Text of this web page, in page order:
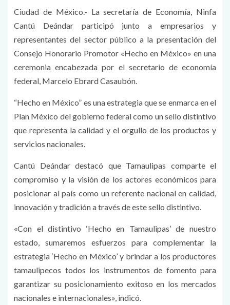
Ciudad de México.- La secretaría de Economía, Ninfa
Cantú Deándar participó junto a empresarios y
representantes del sector público a la presentación del
Consejo Honorario Promotor «Hecho en México» en una
ceremonia encabezada por el secretario de economía
federal, Marcelo Ebrard Casaubón.
“Hecho en México” es una estrategia que se enmarca en el
Plan México del gobierno federal como un sello distintivo
que representa la calidad y el orgullo de los productos y
servicios nacionales.
Cantú Deándar destacó que Tamaulipas comparte el
compromiso y la visión de los actores económicos para
posicionar al país como un referente nacional en calidad,
innovación y tradición a través de este sello distintivo.
«Con el distintivo ‘Hecho en Tamaulipas’ de nuestro
estado, sumaremos esfuerzos para complementar la
estrategia ‘Hecho en México’ y brindar a los productores
tamaulipecos todos los instrumentos de fomento para
garantizar su posicionamiento exitoso en los mercados
nacionales e internacionales», indicó.